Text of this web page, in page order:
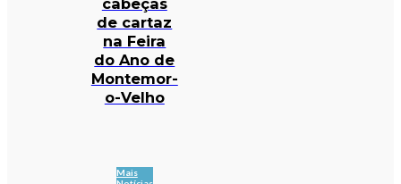
de cartaz
na Feira
do Ano de
Montemor-
o-Velho
Mais